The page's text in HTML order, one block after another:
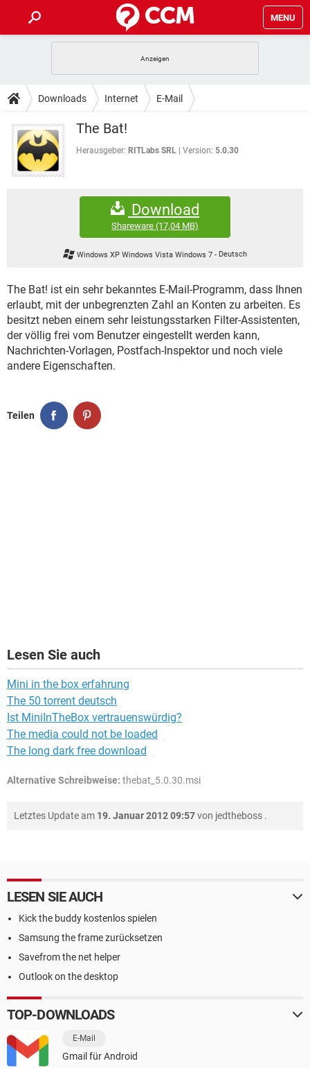
MENU
ANDROID IOS
WINDOWS 10
WHATSAPP TIKTOK
FACEBOOK
TIPPS & TRICKS
SPIELE STREAMING
ANDROID
WINDOWS 10
HARDWARE
DOWNLOADS
SPIELE STREAMING
ANDROID
INSTAGRAM
TIKTOK
FORUM
IOS
INSTAGRAM
TIKTOK
STREAMING
WHATSAPP TIKTOK
FACEBOOK HARDWARE
Downloads Internet E-Mail
The Bat!
Herausgeber: RITLabs SRL Version: 5.0.30
Download
Shareware (17,04 MB)
Windows XP Windows Vista Windows 7- Deutsch
The Bat! ist ein sehr bekanntes E-Mail-Programm, dass Ihnen
erlaubt, mit der unbegrenzten Zahl an Konten zu arbeiten. Es
besitzt neben einem sehr leistungsstarken Filter-Assistenten,
der völlig frei vom Benutzer eingestellt werden kann,
Nachrichten-Vorlagen, Postfach-Inspektor und noch viele
andere Eigenschaften.
Teilen
Lesen Sie auch
Mini in the box erfahrung
The 50 torrent deutsch
Ist MiniInTheBox vertrauenswürdig?
The media could not be loaded
The long dark free download
Alternative Schreibweise: thebat_5.0.30.msi
Letztes Update am 19. Januar 2012 09:57von jedtheboss .
LESEN SIE AUCH
Kick the buddy kostenlos spielen
Samsung the frame zurücksetzen
Savefrom the net helper
Outlook on the desktop
TOP-DOWNLOADS
E-Mail
Gmail für Android